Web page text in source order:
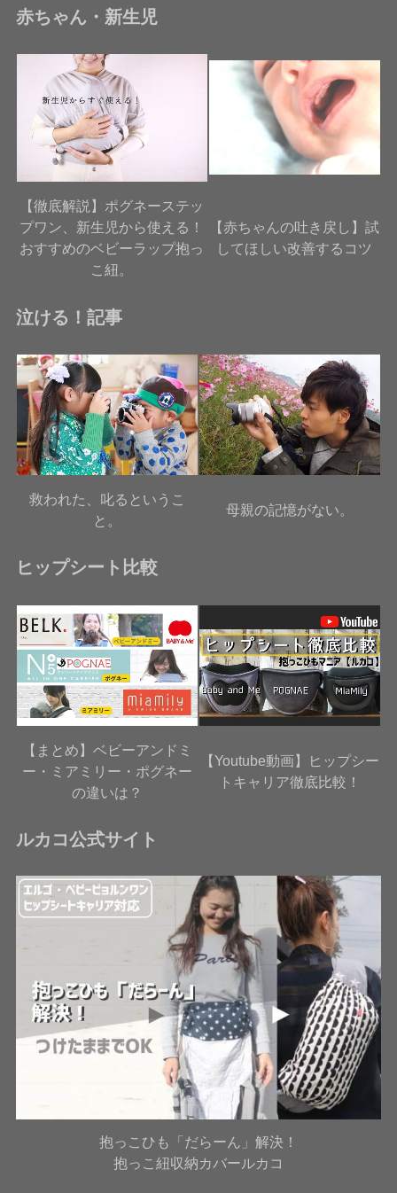
赤ちゃん・新生児
【徹底解説】ポグネーステッ
プワン、新生児から使える！
おすすめのベビーラップ抱っ
こ紐。
【赤ちゃんの吐き戻し】試
してほしい改善するコツ
泣ける！記事
救われた、叱るというこ
と。
母親の記憶がない。
ヒップシート比較
【まとめ】ベビーアンドミ
ー・ミアミリー・ポグネー
の違いは？
【Youtube動画】ヒップシー
トキャリア徹底比較！
ルカコ公式サイト
抱っこひも「だらーん」解決！
抱っこ紐収納カバールカコ